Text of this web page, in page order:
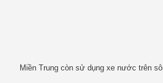
Miền Trung còn sử dụng xe nước trên